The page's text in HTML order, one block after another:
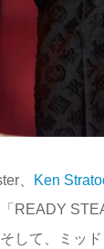
、 Ken
READY
して、ミッ